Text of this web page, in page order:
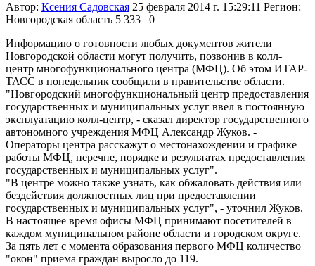
Автор: Ксения Садовская 25 февраля 2014 г. 15:29:11 Регион:
Новгородская область 5 333 0
Информацию о готовности любых документов жители
Новгородской области могут получить, позвонив в колл-
центр многофункционального центра (МФЦ). Об этом ИТАР-
ТАСС в понедельник сообщили в правительстве области.
"Новгородский многофункциональный центр предоставления
государственных и муниципальных услуг ввел в постоянную
эксплуатацию колл-центр, - сказал директор государственного
автономного учреждения МФЦ Александр Жуков. -
Операторы центра расскажут о местонахождении и графике
работы МФЦ, перечне, порядке и результатах предоставления
государственных и муниципальных услуг".
"В центре можно также узнать, как обжаловать действия или
бездействия должностных лиц при предоставлении
государственных и муниципальных услуг", - уточнил Жуков.
В настоящее время офисы МФЦ принимают посетителей в
каждом муниципальном районе области и городском округе.
За пять лет с момента образования первого МФЦ количество
"окон" приема граждан выросло до 119.